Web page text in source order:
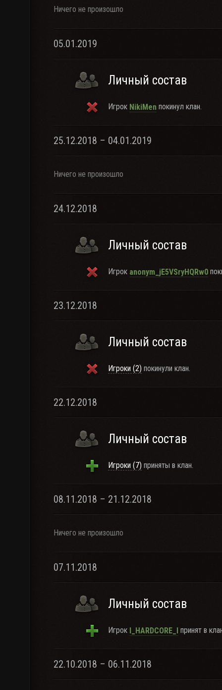
Ничего не произошло
05.01.2019
Личный состав
Игрок NikiMen покинул клан.
25.12.2018 – 04.01.2019
Ничего не произошло
24.12.2018
Личный состав
Игрок anonym_jE5VSryHQRw0
23.12.2018
Личный состав
Игроки (2) покинули клан.
22.12.2018
Личный состав
Игроки (7) приняты в клан.
08.11.2018 – 21.12.2018
Ничего не произошло
07.11.2018
Личный состав
Игрок l_HARDCORE_l принят в
22.10.2018 – 06.11.2018